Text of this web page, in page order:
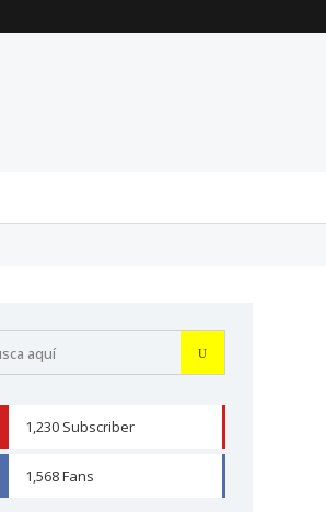
1,230 Subscriber
1,568Fans